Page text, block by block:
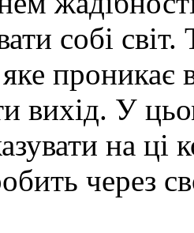
собі
яке
вихід. У
на ці
через